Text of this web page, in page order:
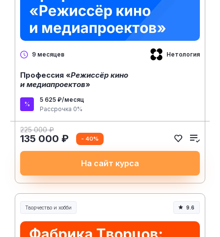
9 месяцев Нетология
Профессия «Режиссёр кино
и медиапроектов»
5 625 ₽/месяц
Рассрочка 0%
225 000 ₽
135 000 ₽ - 40%
На сайт курса
Творчество и хобби
Творчество, контент и хобби
9.6